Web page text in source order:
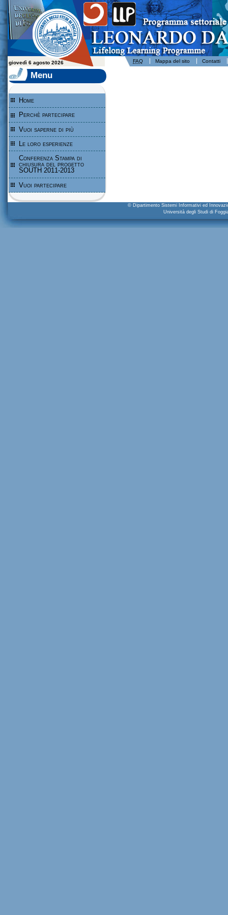
Leonardo da Vinci - Programma per l'apprendimento permanente - Università degli Studi di Foggia
giovedì 6 agosto 2026 FAQ Mappa del sito Contatti
Menu
Home
Perchè partecipare
Vuoi saperne di più
Le loro esperienze
Conferenza Stampa di
chiusura del progetto
SOUTH 2011-2013
Vuoi partecipare
© Dipartimento Sistemi Informativi ed
Università degli Studi di